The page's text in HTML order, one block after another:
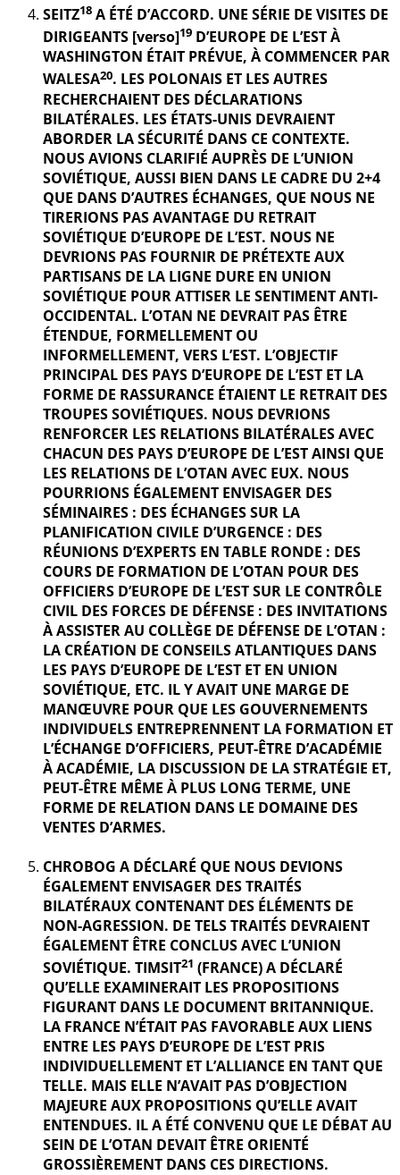
SEITZ18 A ÉTÉ D’ACCORD. UNE SÉRIE DE VISITES DE
DIRIGEANTS [verso]19 D’EUROPE DE L’EST À
WASHINGTON ÉTAIT PRÉVUE, À COMMENCER PAR
WALESA20. LES POLONAIS ET LES AUTRES
RECHERCHAIENT DES DÉCLARATIONS
BILATÉRALES. LES ÉTATS-UNIS DEVRAIENT
ABORDER LA SÉCURITÉ DANS CE CONTEXTE.
NOUS AVIONS CLARIFIÉ AUPRÈS DE L’UNION
SOVIÉTIQUE, AUSSI BIEN DANS LE CADRE DU 2+4
QUE DANS D’AUTRES ÉCHANGES, QUE NOUS NE
TIRERIONS PAS AVANTAGE DU RETRAIT
SOVIÉTIQUE D’EUROPE DE L’EST. NOUS NE
DEVRIONS PAS FOURNIR DE PRÉTEXTE AUX
PARTISANS DE LA LIGNE DURE EN UNION
SOVIÉTIQUE POUR ATTISER LE SENTIMENT ANTI-
OCCIDENTAL. L’OTAN NE DEVRAIT PAS ÊTRE
ÉTENDUE, FORMELLEMENT OU
INFORMELLEMENT, VERS L’EST. L’OBJECTIF
PRINCIPAL DES PAYS D’EUROPE DE L’EST ET LA
FORME DE RASSURANCE ÉTAIENT LE RETRAIT DES
TROUPES SOVIÉTIQUES. NOUS DEVRIONS
RENFORCER LES RELATIONS BILATÉRALES AVEC
CHACUN DES PAYS D’EUROPE DE L’EST AINSI QUE
LES RELATIONS DE L’OTAN AVEC EUX. NOUS
POURRIONS ÉGALEMENT ENVISAGER DES
SÉMINAIRES : DES ÉCHANGES SUR LA
PLANIFICATION CIVILE D’URGENCE : DES
RÉUNIONS D’EXPERTS EN TABLE RONDE : DES
COURS DE FORMATION DE L’OTAN POUR DES
OFFICIERS D’EUROPE DE L’EST SUR LE CONTRÔLE
CIVIL DES FORCES DE DÉFENSE : DES INVITATIONS
À ASSISTER AU COLLÈGE DE DÉFENSE DE L’OTAN :
LA CRÉATION DE CONSEILS ATLANTIQUES DANS
LES PAYS D’EUROPE DE L’EST ET EN UNION
SOVIÉTIQUE, ETC. IL Y AVAIT UNE MARGE DE
MANŒUVRE POUR QUE LES GOUVERNEMENTS
INDIVIDUELS ENTREPRENNENT LA FORMATION ET
L’ÉCHANGE D’OFFICIERS, PEUT-ÊTRE D’ACADÉMIE
À ACADÉMIE, LA DISCUSSION DE LA STRATÉGIE ET,
PEUT-ÊTRE MÊME À PLUS LONG TERME, UNE
FORME DE RELATION DANS LE DOMAINE DES
VENTES D’ARMES.
CHROBOG A DÉCLARÉ QUE NOUS DEVIONS
ÉGALEMENT ENVISAGER DES TRAITÉS
BILATÉRAUX CONTENANT DES ÉLÉMENTS DE
NON-AGRESSION. DE TELS TRAITÉS DEVRAIENT
ÉGALEMENT ÊTRE CONCLUS AVEC L’UNION
SOVIÉTIQUE. TIMSIT21 (FRANCE) A DÉCLARÉ
QU’ELLE EXAMINERAIT LES PROPOSITIONS
FIGURANT DANS LE DOCUMENT BRITANNIQUE.
LA FRANCE N’ÉTAIT PAS FAVORABLE AUX LIENS
ENTRE LES PAYS D’EUROPE DE L’EST PRIS
INDIVIDUELLEMENT ET L’ALLIANCE EN TANT QUE
TELLE. MAIS ELLE N’AVAIT PAS D’OBJECTION
MAJEURE AUX PROPOSITIONS QU’ELLE AVAIT
ENTENDUES. IL A ÉTÉ CONVENU QUE LE DÉBAT AU
SEIN DE L’OTAN DEVAIT ÊTRE ORIENTÉ
GROSSIÈREMENT DANS CES DIRECTIONS.